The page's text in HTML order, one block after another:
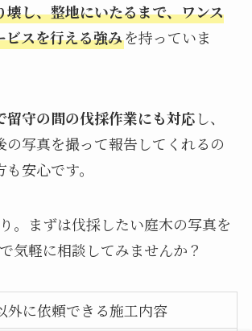
壊し、整地にいたるまで、ワンス
ビスを行える強みを持っていま
留守の間の伐採作業にも対応し、
の写真を撮って報告してくれるの
安心です。
。まずは伐採したい庭木の写真を
気軽に相談してみませんか？
外に依頼できる施工内容